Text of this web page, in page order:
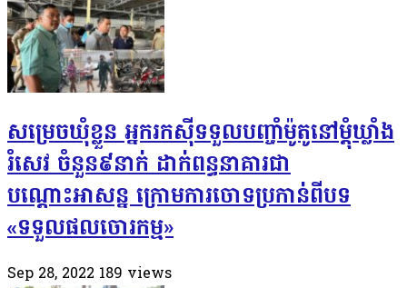
សម្រេចឃុំខ្លួន អ្នករកស៊ីទទួលបញ្ចាំម៉ូតូនៅម្តុំឃ្លាំង
រំសេវ ចំនួន៩នាក់ ដាក់ពន្ធនាគារជា
បណ្ដោះអាសន្ន ក្រោមការចោទប្រកាន់ពីបទ
«ទទួលផលចោរកម្ម»
Sep 28, 2022 189 views